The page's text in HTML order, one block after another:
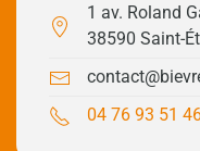
1 av. Roland
38590 Saint-
04 76 93 51